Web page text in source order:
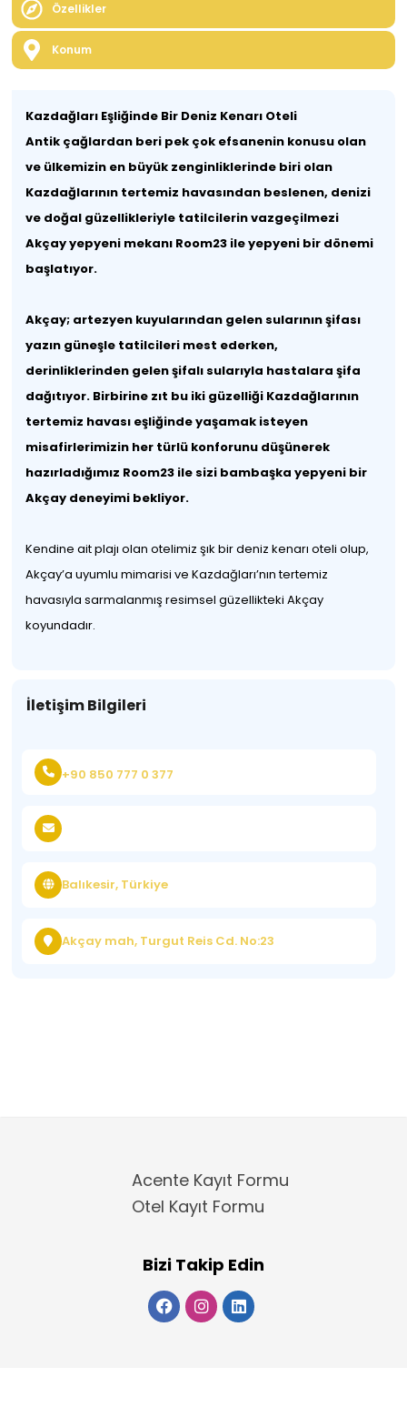
Özellikler
Konum
Kazdağları Eşliğinde Bir Deniz Kenarı Oteli
Antik çağlardan beri pek çok efsanenin konusu olan
ve ülkemizin en büyük zenginliklerinde biri olan
Kazdağlarının tertemiz havasından beslenen, denizi
ve doğal güzellikleriyle tatilcilerin vazgeçilmezi
Akçay yepyeni mekanı Room23 ile yepyeni bir dönemi
başlatıyor.
Akçay; artezyen kuyularından gelen sularının şifası
yazın güneşle tatilcileri mest ederken,
derinliklerinden gelen şifalı sularıyla hastalara şifa
dağıtıyor. Birbirine zıt bu iki güzelliği Kazdağlarının
tertemiz havası eşliğinde yaşamak isteyen
misafirlerimizin her türlü konforunu düşünerek
hazırladığımız Room23 ile sizi bambaşka yepyeni bir
Akçay deneyimi bekliyor.
Kendine ait plajı olan otelimiz şık bir deniz kenarı oteli olup,
Akçay’a uyumlu mimarisi ve Kazdağları’nın tertemiz
havasıyla sarmalanmış resimsel güzellikteki Akçay
koyundadır.
İletişim Bilgileri
+90 850 777 0 377
Balıkesir, Türkiye
Akçay mah, Turgut Reis Cd. No:23
Acente Kayıt Formu
Otel Kayıt Formu
Bizi Takip Edin